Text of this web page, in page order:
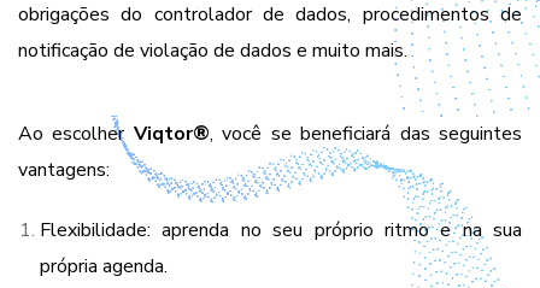
obrigações do controlador de dados, procedimentos de
notificação de violação de dados e muito mais.
Ao escolher Viqtor®, você se beneficiará das seguintes
vantagens:
Flexibilidade: aprenda no seu próprio ritmo e na sua
própria agenda.